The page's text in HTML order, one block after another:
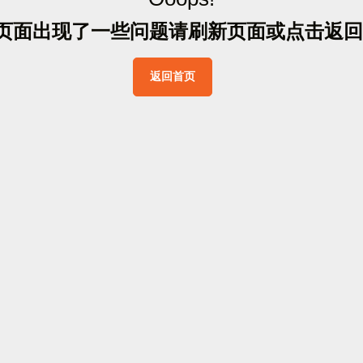
面出现了一些问题请刷新页面或点击返 回
返回首页